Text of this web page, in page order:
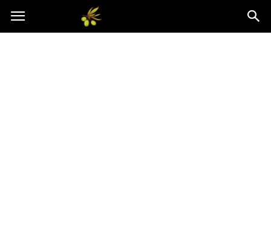
Oliwkowo.pl